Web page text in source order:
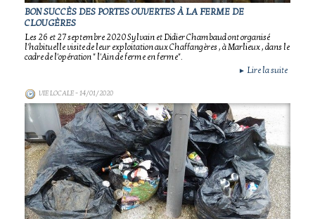
BON SUCCÈS DES PORTES OUVERTES À LA FERME DE
CLOUGÈRES
Les 26 et 27 septembre 2020 Sylvain et Didier Chambaud ont organisé
l'habituelle visite de leur exploitation aux Chaffangères , à Marlieux , dans le
cadre de l'opération " l'Ain de ferme en ferme".
► Lire la suite
VIE LOCALE- 14/01/2020